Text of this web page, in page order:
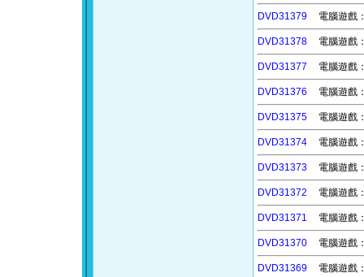
DVD31379 電腦遊戲
DVD31378 電腦遊戲
DVD31377 電腦遊戲
DVD31376 電腦遊戲
DVD31375 電腦遊戲
DVD31374 電腦遊戲
DVD31373 電腦遊戲
DVD31372 電腦遊戲
DVD31371 電腦遊戲
DVD31370 電腦遊戲
DVD31369 電腦遊戲